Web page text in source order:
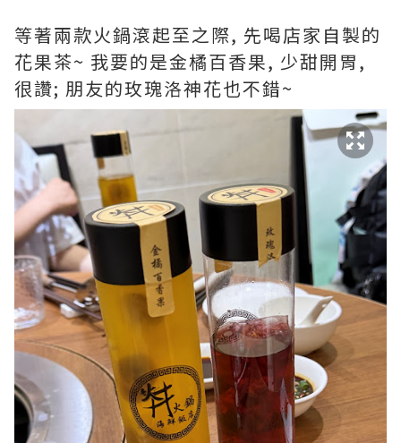
等著兩款火鍋滾起至之際, 先喝店家自製的
花果茶~ 我要的是金橘百香果, 少甜開胃,
很讚; 朋友的玫瑰洛神花也不錯~